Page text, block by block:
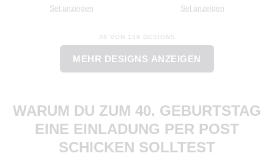
Set anzeigen Set anzeigen
48 VON 159 DESIGNS
MEHR DESIGNS ANZEIGEN
WARUM DU ZUM 40. GEBURTSTAG
EINE EINLADUNG PER POST
SCHICKEN SOLLTEST